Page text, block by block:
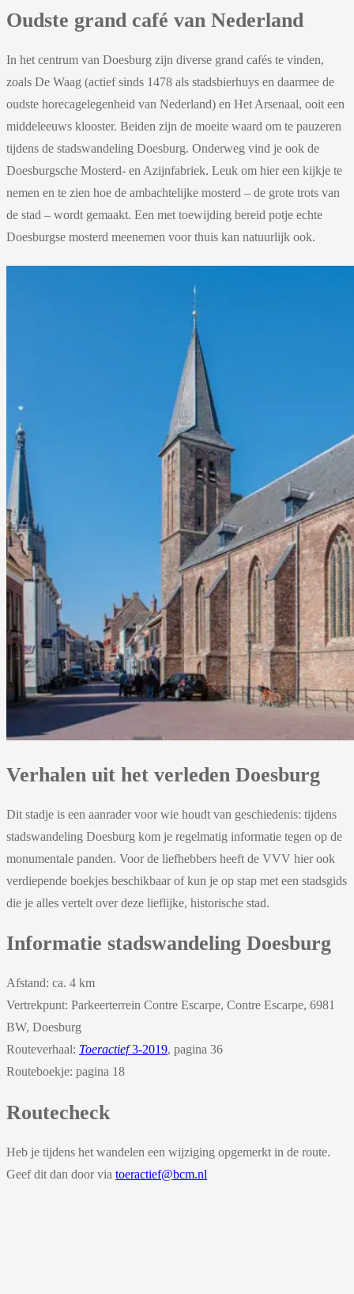
Oudste grand café van Nederland
In het centrum van Doesburg zijn diverse grand cafés te vinden,
zoals De Waag (actief sinds 1478 als stadsbierhuys en daarmee de
oudste horecagelegenheid van Nederland) en Het Arsenaal, ooit een
middeleeuws klooster. Beiden zijn de moeite waard om te pauzeren
tijdens de stadswandeling Doesburg. Onderweg vind je ook de
Doesburgsche Mosterd- en Azijnfabriek. Leuk om hier een kijkje te
nemen en te zien hoe de ambachtelijke mosterd – de grote trots van
de stad – wordt gemaakt. Een met toewijding bereid potje echte
Doesburgse mosterd meenemen voor thuis kan natuurlijk ook.
Verhalen uit het verleden Doesburg
Dit stadje is een aanrader voor wie houdt van geschiedenis: tijdens
stadswandeling Doesburg kom je regelmatig informatie tegen op de
monumentale panden. Voor de liefhebbers heeft de VVV hier ook
verdiepende boekjes beschikbaar of kun je op stap met een stadsgids
die je alles vertelt over deze lieflijke, historische stad.
Informatie stadswandeling Doesburg
Afstand: ca. 4 km
Vertrekpunt: Parkeerterrein Contre Escarpe, Contre Escarpe, 6981
BW, Doesburg
Routeverhaal: Toeractief3-2019, pagina 36
Routeboekje: pagina 18
Routecheck
Heb je tijdens het wandelen een wijziging opgemerkt in de route.
Geef dit dan door via toeractief@bcm.nl